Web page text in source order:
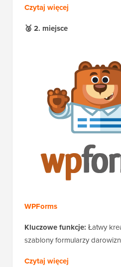
Czytaj więcej
🥈 2. miejsce
WPForms
Kluczowe funkcje: Łatwy
szablony formularzy
Czytaj więcej